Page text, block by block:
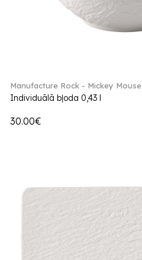
Manufacture Rock - Mickey Mouse
Individuālā bļoda 0,43 l
30.00€